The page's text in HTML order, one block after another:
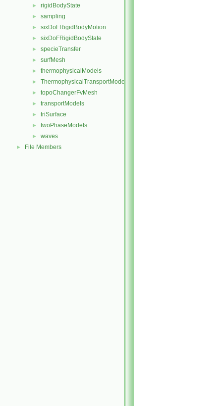
► rigidBodyState
► sampling
► sixDoFRigidBodyMotion
► sixDoFRigidBodyState
► specieTransfer
► surfMesh
► thermophysicalModels
► ThermophysicalTransportModels
► topoChangerFvMesh
► transportModels
► triSurface
► twoPhaseModels
► waves
► File Members